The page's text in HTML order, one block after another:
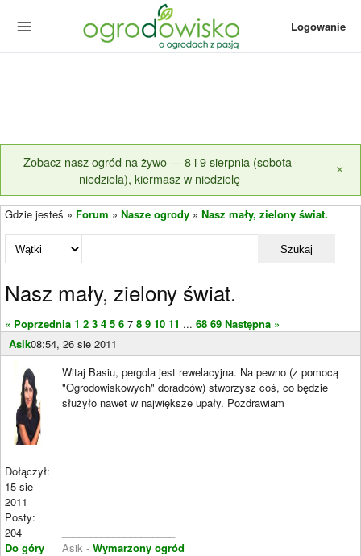
Logowanie
Zobacz nasz ogród na żywo — 8 i 9 sierpnia (sobota-
niedziela), kiermasz w niedzielę
×
Gdzie jesteś » Forum » Nasze ogrody » Nasz mały, zielony świat.
Szukaj
Nasz mały, zielony świat.
« Poprzednia 1 2 3 4 5 6 7 8 9 10 11 ... 68 69 Następna »
Asik08:54, 26 sie 2011
Dołączył:
15 sie
2011
Posty:
204
Do góry
Witaj Basiu, pergola jest rewelacyjna. Na pewno (z pomocą
"Ogrodowiskowych" doradców) stworzysz coś, co będzie
służyło nawet w największe upały. Pozdrawiam
Asik - Wymarzony ogród